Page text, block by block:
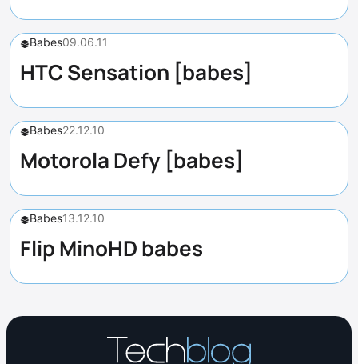
Babes09.06.11
HTC Sensation [babes]
Babes22.12.10
Motorola Defy [babes]
Babes13.12.10
Flip MinoHD babes